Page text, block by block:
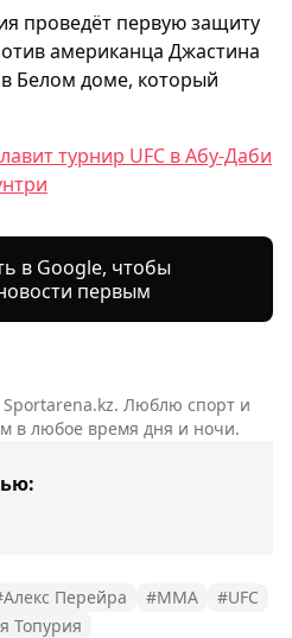
Люблю спорт и
в любое время дня и ночи.
Перейра #MMA
#UFC
Топурия
проведёт первую защиту
американца Джастина
Белом доме, который
турнир UFC в Абу-Даби
в Google, чтобы
первым